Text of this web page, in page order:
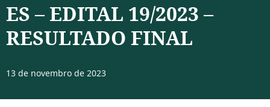
ES – EDITAL 19/2023 –
RESULTADO FINAL
13 de novembro de 2023